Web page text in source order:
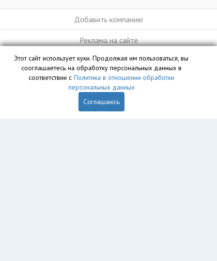
Добавить компанию
Реклама на сайте
База данных сайта vyvoz.org является интеллектуальной
собственностью ООО «Профит» и охраняется законом.
Этот сайт использует куки. Продолжая им пользоваться, вы
сооглашаетесь на обработку персональных данных в
соответствии с Политика в отношении обработки
персональных данных
Соглашаюсь